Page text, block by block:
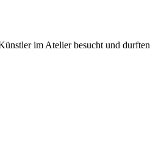
im Atelier besucht und durften